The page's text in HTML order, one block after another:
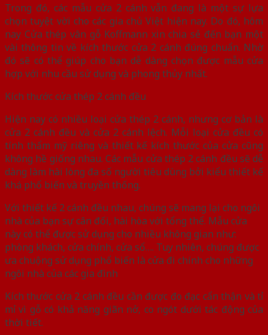
Trong đó, các mẫu cửa 2 cánh vẫn đang là một sự lựa
chọn tuyệt vời cho các gia chủ Việt hiện nay. Do đó, hôm
nay Cửa thép vân gỗ Koffmann xin chia sẻ đến bạn một
vài thông tin về kích thước cửa 2 cánh đúng chuẩn. Nhờ
đó sẽ có thể giúp cho bạn dễ dàng chọn được mẫu cửa
hợp với nhu cầu sử dụng và phong thủy nhất.
Kích thước cửa thép 2 cánh đều
Hiện nay có nhiều loại cửa thép 2 cánh, nhưng cơ bản là
cửa 2 cánh đều và cửa 2 cánh lệch. Mỗi loại cửa đều có
tính thẩm mỹ riêng và thiết kế kích thước của cửa cũng
không hề giống nhau. Các mẫu cửa thép 2 cánh đều sẽ dễ
dàng làm hài lòng đa số người tiêu dùng bởi kiểu thiết kế
khá phổ biến và truyền thống.
Với thiết kế 2 cánh đều nhau, chúng sẽ mang lại cho ngôi
nhà của bạn sự cân đối, hài hòa với tổng thể. Mẫu cửa
này có thể được sử dụng cho nhiều không gian như:
phòng khách, cửa chính, cửa sổ…. Tuy nhiên, chúng được
ưa chuộng sử dụng phổ biến là cửa đi chính cho những
ngôi nhà của các gia đình
Kích thước cửa 2 cánh đều cần được đo đạc cẩn thận và tỉ
mỉ vì gỗ có khả năng giãn nở, co ngót dưới tác động của
thời tiết.